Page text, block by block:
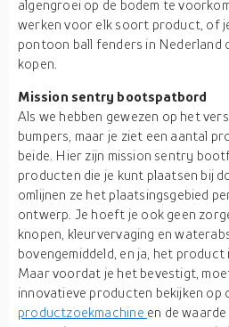
algengroei op de bodem te
werken voor elk soort product, of
pontoon ball fenders in Nederland
kopen.
Mission sentry bootspatbord
Als we hebben gewezen op het
bumpers, maar je ziet een aantal
beide. Hier zijn mission sentry
producten die je kunt plaatsen bij
omlijnen ze het plaatsingsgebied
ontwerp. Je hoeft je ook geen
knopen, kleurvervaging en
bovengemiddeld, en ja, het
Maar voordat je het bevestigt,
innovatieve producten bekijken op
productzoekmachine en de